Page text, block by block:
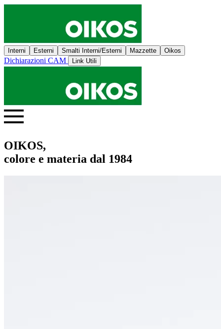
Interni Esterni Smalti Interni/Esterni Mazzette Oikos
Dichiarazioni CAM Link Utili
OIKOS,
colore e materia dal 1984